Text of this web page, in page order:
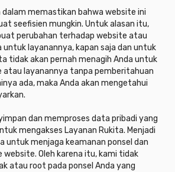
memastikan bahwa website ini
seefisien mungkin. Untuk alasan itu,
perubahan terhadap website atau
untuk layanannya, kapan saja dan untuk
tidak akan pernah menagih Anda untuk
atau layanannya tanpa pemberitahuan
ada, maka Anda akan mengetahui
dan memproses data pribadi yang
mengakses Layanan Rukita. Menjadi
untuk menjaga keamanan ponsel dan
website. Oleh karena itu, kami tidak
atau root pada ponsel Anda yang